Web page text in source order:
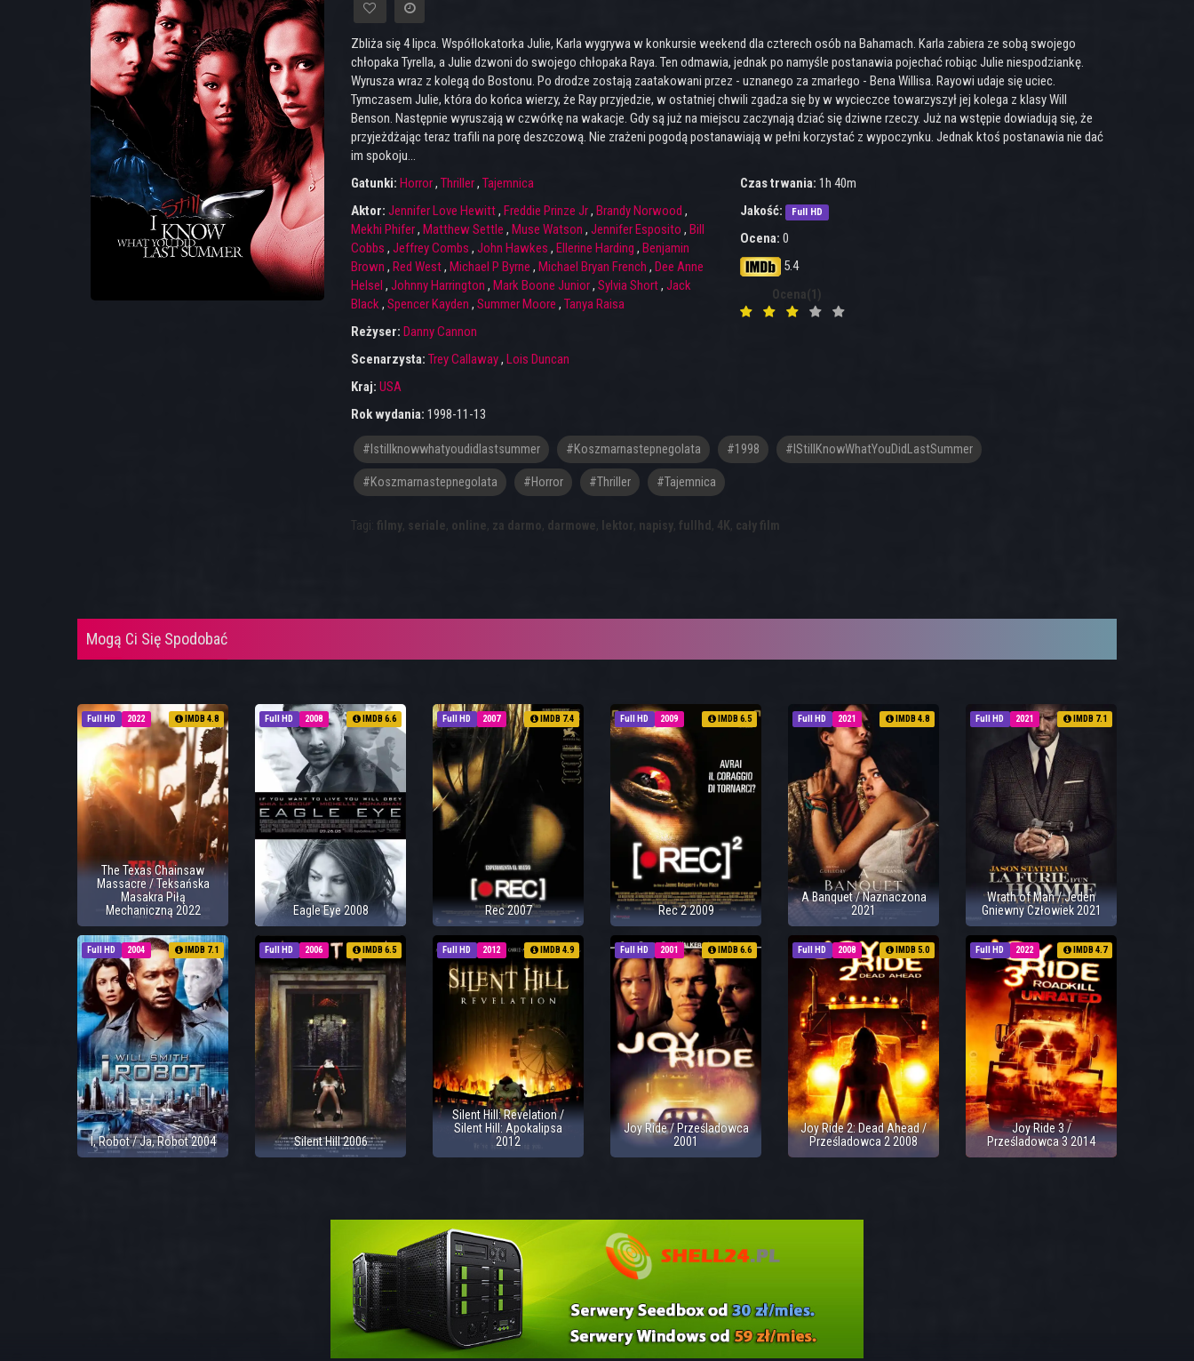
Zbliża się 4 lipca. Współlokatorka Julie, Karla wygrywa w konkursie weekend dla czterech osób na Bahamach. Karla zabiera ze sobą swojego
chłopaka Tyrella, a Julie dzwoni do swojego chłopaka Raya. Ten odmawia, jednak po namyśle postanawia pojechać robiąc Julie niespodziankę.
Wyrusza wraz z kolegą do Bostonu. Po drodze zostają zaatakowani przez - uznanego za zmarłego - Bena Willisa. Rayowi udaje się uciec.
Tymczasem Julie, która do końca wierzy, że Ray przyjedzie, w ostatniej chwili zgadza się by w wycieczce towarzyszył jej kolega z klasy Will
Benson. Następnie wyruszają w czwórkę na wakacje. Gdy są już na miejscu zaczynają dziać się dziwne rzeczy. Już na wstępie dowiadują się, że
przyjeżdżając teraz trafili na porę deszczową. Nie zrażeni pogodą postanawiają w pełni korzystać z wypoczynku. Jednak ktoś postanawia nie dać
im spokoju...
Gatunki: Horror, Thriller, Tajemnica
Aktor: Jennifer Love Hewitt, Freddie Prinze Jr, Brandy Norwood ,
Mekhi Phifer, Matthew Settle , Muse Watson , Jennifer Esposito , Bill
Cobbs , Jeffrey Combs , John Hawkes , Ellerine Harding , Benjamin
Brown , Red West, Michael P Byrne , Michael Bryan French , Dee Anne
Helsel , Johnny Harrington , Mark Boone Junior, Sylvia Short, Jack
Black, Spencer Kayden , Summer Moore , Tanya Raisa
Reżyser: Danny Cannon
Scenarzysta: Trey Callaway, Lois Duncan
Kraj: USA
Rok wydania: 1998-11-13
Czas trwania: 1h 40m
Jakość:
Full HD
Ocena: 0
5.4
Ocena(1)
#istillknowwhatyoudidlastsummer #koszmarnastepnegolata #1998 #IStillKnowWhatYouDidLastSummer
#Koszmarnastepnegolata #horror #thriller #tajemnica
Tagi: filmy, seriale, online, za darmo, darmowe, lektor, napisy, fullhd , 4K, cały film
Mogą Ci Się Spodobać
Full HD 2022 IMDB 4.8
The Texas Chainsaw
Massacre / Teksańska
Masakra Piłą
Mechaniczną 2022
Full HD 2008 IMDB 6.6
Eagle Eye 2008
Full HD 2007 IMDB 7.4
Rec 2007
Full HD 2009 IMDB 6.5
Rec 2 2009
Full HD 2021 IMDB 4.8
A Banquet / Naznaczona
2021
Full HD 2021 IMDB 7.1
Wrath of Man / Jeden
Gniewny Człowiek 2021
Full HD 2004 IMDB 7.1
I, Robot / Ja, Robot 2004
Full HD 2006 IMDB 6.5
Silent Hill 2006
Full HD 2012 IMDB 4.9
Silent Hill: Revelation /
Silent Hill: Apokalipsa
2012
Full HD 2001 IMDB 6.6
Joy Ride / Prześladowca
2001
Full HD 2008 IMDB 5.0
Joy Ride 2: Dead Ahead /
Prześladowca 2 2008
Full HD 2022 IMDB 4.7
Joy Ride 3 /
Prześladowca 3 2014